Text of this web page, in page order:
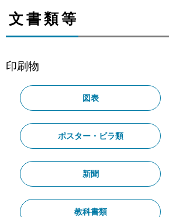
文書類等
印刷物
図表
ポスター・ビラ類
新聞
教科書類